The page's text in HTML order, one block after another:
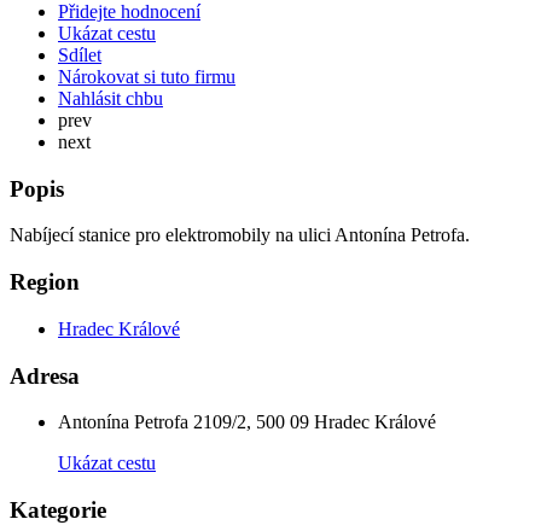
Přidejte hodnocení
Ukázat cestu
Sdílet
Nárokovat si tuto firmu
Nahlásit chbu
prev
next
Popis
Nabíjecí stanice pro elektromobily na ulici Antonína Petrofa.
Region
Hradec Králové
Adresa
Antonína Petrofa 2109/2, 500 09 Hradec Králové
Ukázat cestu
Kategorie